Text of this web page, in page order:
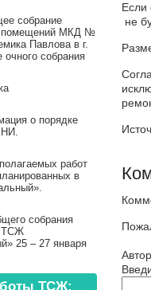
собрание
помещений МКД №
Павлова в г.
собрания
о порядке
работ
в
собрания
ТСЖ
25 – 27 января
ТСЖ:
Если
не